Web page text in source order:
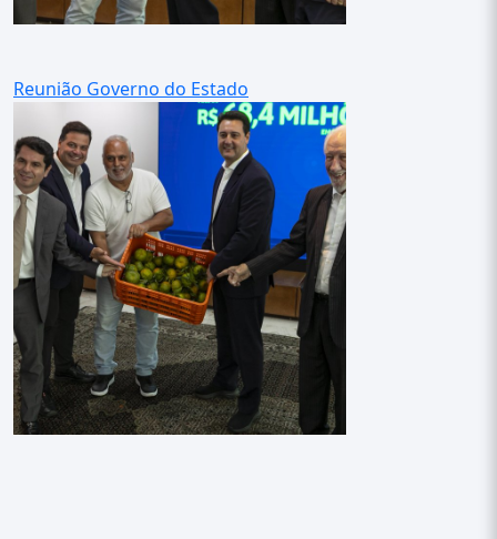
Reunião Governo do Estado